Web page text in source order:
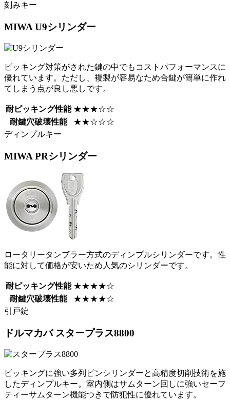
刻みキー
MIWA U9シリンダー
ピッキング対策がされた鍵の中でもコストパフォーマンスに
優れています。ただし、複製が容易なため合鍵が簡単に作れ
てしまう点が良し悪しです。
耐ピッキング性能 ★★★☆☆
耐鍵穴破壊性能
★★☆☆☆
ディンプルキー
MIWA PRシリンダー
ロータリータンブラー方式のディンプルシリンダーです。性
能に対して価格が安いため人気のシリンダーです。
耐ピッキング性能 ★★★★☆
耐鍵穴破壊性能
★★★★☆
引戸錠
ドルマカバ スタープラス8800
ピッキングに強い多列ピンシリンダーと高精度切削技術を施
したディンプルキー。室内側はサムターン回しに強いセーフ
ティーサムターン機能つきで防犯性に優れています。